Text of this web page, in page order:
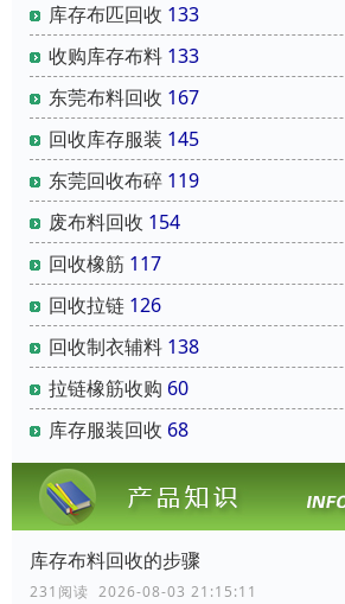
库存布匹回收 133
收购库存布料 133
东莞布料回收 167
回收库存服装 145
东莞回收布碎 119
废布料回收 154
回收橡筋 117
回收拉链 126
回收制衣辅料 138
拉链橡筋收购 60
库存服装回收 68
库存布料回收的步骤
231阅读 2026-08-03 21:15:11